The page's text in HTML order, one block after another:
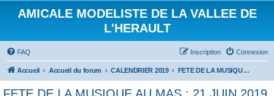
AMICALE MODELISTE DE LA VALLEE DE
L'HERAULT
FAQ Connexion
Inscription
Accueil Accueil du forum CALENDRIER 2019 FETE DE LA MUSIQUE AU MAS : 21 JUIN 2019